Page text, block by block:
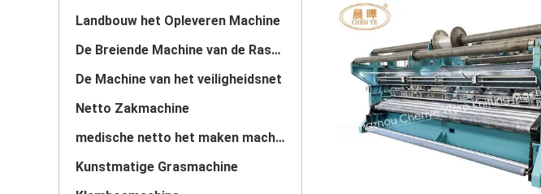
Landbouw het Opleveren Machine
De Breiende Machine van de Raschelafwijking
De Machine van het veiligheidsnet
Netto Zakmachine
medische netto het maken machine
Kunstmatige Grasmachine